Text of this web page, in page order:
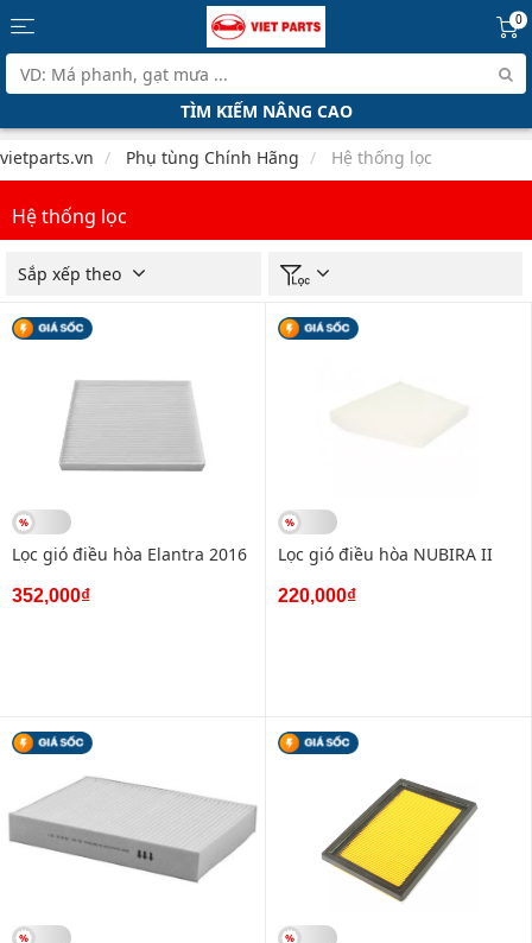
0
TÌM KIẾM NÂNG CAO
vietparts.vn Phụ tùng Chính Hãng Hệ thống lọc
Hệ thống lọc
Sắp xếp theo
Lọc gió điều hòa Elantra 2016
352,000₫
Lọc gió điều hòa NUBIRA II
220,000₫